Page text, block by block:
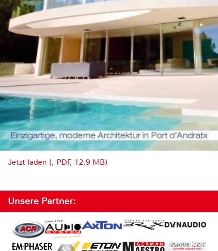
Jetzt laden (, PDF, 12.9 MB)
Unsere Partner: